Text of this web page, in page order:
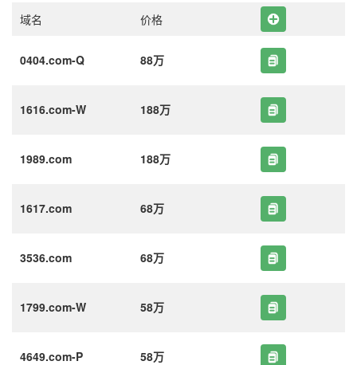
域名 价格
0404.com-Q 88万
1616.com-W 188万
1989.com 188万
1617.com 68万
3536.com 68万
1799.com-W 58万
4649.com-P 58万